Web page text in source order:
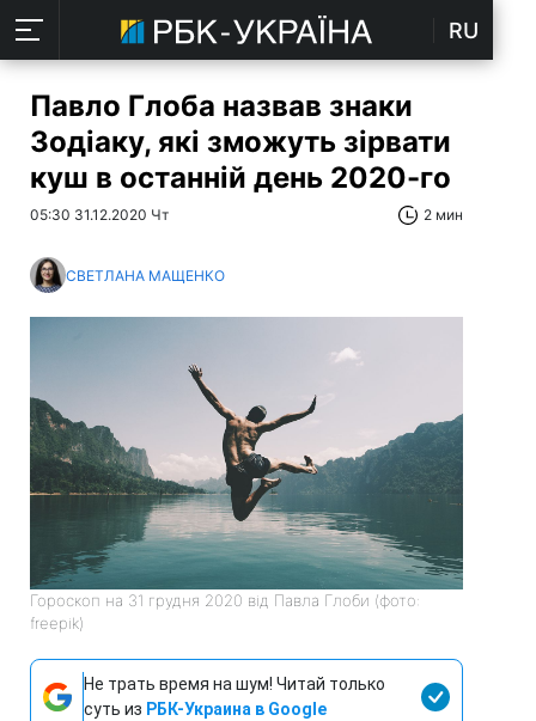
RU
Павло Глоба назвав знаки
Зодіаку, які зможуть зірвати
куш в останній день 2020-го
05:30 31.12.2020 Чт 2 мин
СВЕТЛАНА МАЩЕНКО
Гороскоп на 31 грудня 2020 від Павла Глоби (фото:
freepik)
Не трать время на шум! Читай только
суть из РБК-Украина в Google